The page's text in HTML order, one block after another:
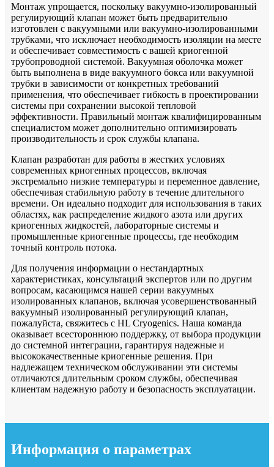
Монтаж упрощается, поскольку вакуумно-изолированный
регулирующий клапан может быть предварительно
изготовлен с вакуумными или вакуумно-изолированными
трубками, что исключает необходимость изоляции на месте
и обеспечивает совместимость с вашей криогенной
трубопроводной системой. Вакуумная оболочка может
быть выполнена в виде вакуумного бокса или вакуумной
трубки в зависимости от конкретных требований
применения, что обеспечивает гибкость в проектировании
системы при сохранении высокой тепловой
эффективности. Правильный монтаж квалифицированным
специалистом может дополнительно оптимизировать
производительность и срок службы клапана.
Клапан разработан для работы в жестких условиях
современных криогенных процессов, включая
экстремально низкие температуры и переменное давление,
обеспечивая стабильную работу в течение длительного
времени. Он идеально подходит для использования в таких
областях, как распределение жидкого азота или других
криогенных жидкостей, лабораторные системы и
промышленные криогенные процессы, где необходим
точный контроль потока.
Для получения информации о нестандартных
характеристиках, консультаций экспертов или по другим
вопросам, касающимся нашей серии вакуумных
изолированных клапанов, включая усовершенствованный
вакуумный изолированный регулирующий клапан,
пожалуйста, свяжитесь с HL Cryogenics. Наша команда
оказывает всестороннюю поддержку, от выбора продукции
до системной интеграции, гарантируя надежные и
высококачественные криогенные решения. При
надлежащем техническом обслуживании эти системы
отличаются длительным сроком службы, обеспечивая
клиентам надежную работу и безопасность эксплуатации.
Информация о параметрах